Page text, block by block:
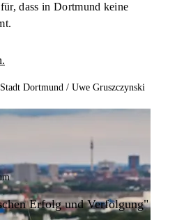
dass in Dortmund keine
Stadt Dortmund / Uwe Gruszczynski
Erfolg und Verfolgung"